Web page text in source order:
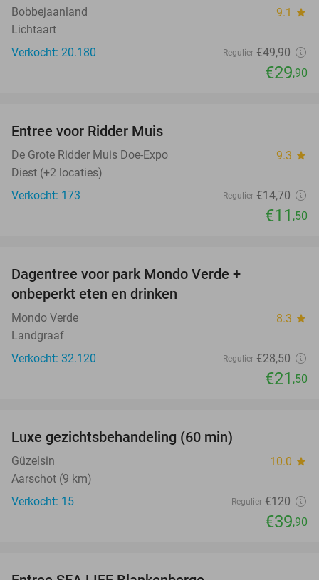
Bobbejaanland 9.1 star
Lichtaart
Verkocht: 20.180
Regulier €49,90
€29,90
Entree voor Ridder Muis
De Grote Ridder Muis Doe-Expo 9.3 star
Diest (+2 locaties)
Verkocht: 173
Regulier €14,70
€11 ,50
Dagentree voor park Mondo Verde +
onbeperkt eten en drinken
Mondo Verde 8.3 star
Landgraaf
Verkocht: 32.120
Regulier €28,50
€21 ,50
Luxe gezichtsbehandeling (60 min)
Güzelsin 10.0 star
Aarschot (9 km)
Verkocht: 15
Regulier €120
€39,90